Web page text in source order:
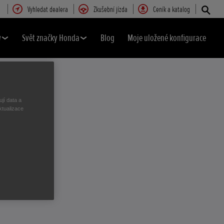
Vyhledat dealera Zkušební jízda Ceník a katalog
Svět značky Honda Blog Moje uložené konfigurace
data a